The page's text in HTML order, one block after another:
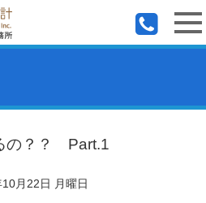
の？？ Part.1
月22日 月曜日